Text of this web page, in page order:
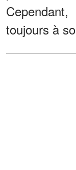
toujours à